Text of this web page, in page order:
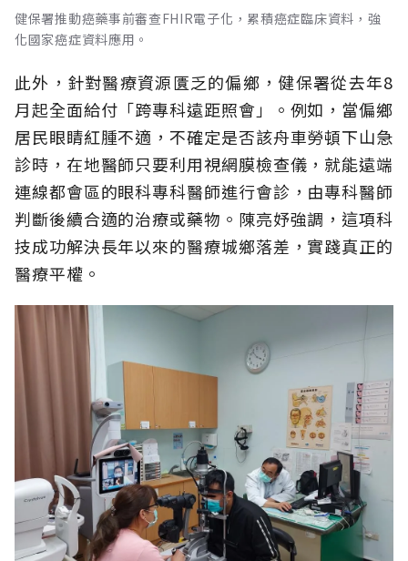
健保署推動癌藥事前審查FHIR電子化，累積癌症臨床資料，強
化國家癌症資料應用。
此外，針對醫療資源匱乏的偏鄉，健保署從去年8
月起全面給付「跨專科遠距照會」。例如，當偏鄉
居民眼睛紅腫不適，不確定是否該舟車勞頓下山急
診時，在地醫師只要利用視網膜檢查儀，就能遠端
連線都會區的眼科專科醫師進行會診，由專科醫師
判斷後續合適的治療或藥物。陳亮妤強調，這項科
技成功解決長年以來的醫療城鄉落差，實踐真正的
醫療平權。